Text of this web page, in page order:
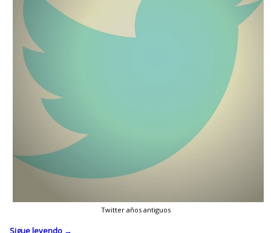
Twitter años antiguos
Sigue leyendo →